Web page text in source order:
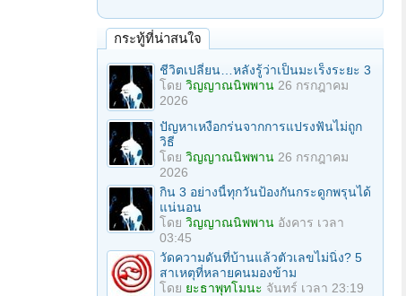
กระทู้ที่น่าสนใจ
ชีวิตเปลี่ยน…หลังรู้ว่าเป็นมะเร็งระยะ 3
โดย วิญญาณนิพพาน 26 กรกฎาคม
2026
ปัญหาเหงือกร่นจากการแปรงฟันไม่ถูก
วิธี
โดย วิญญาณนิพพาน 26 กรกฎาคม
2026
กิน 3 อย่างนี้ทุกวันป้องกันกระดูกพรุนได้
แน่นอน
โดย วิญญาณนิพพาน อังคาร เวลา
03:45
วัดความดันที่บ้านแล้วตัวเลขไม่นิ่ง? 5
สาเหตุที่หลายคนมองข้าม
โดย ยะธาพุทโมนะ จันทร์ เวลา 23:19